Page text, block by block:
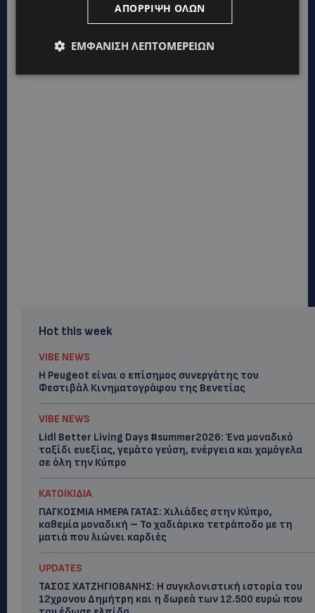
Hot this week
VIBE NEWS
Η Peugeot είναι ο επίσημος συνεργάτης του
Φεστιβάλ Κινηματογράφου της Βενετίας
VIBE NEWS
Lidl Better Living Days #summer2026: Ένα μοναδικό
ταξίδι ευεξίας, γεμάτο γεύση, ενέργεια και χαμόγελα
σε όλη την Κύπρο
ΚΑΤΟΙΚΙΔΙΑ
ΠΑΓΚΟΣΜΙΑ ΗΜΕΡΑ ΓΑΤΑΣ: Χιλιάδες στην Κύπρο,
καθεμία μοναδική – Το χαδιάρικο τετράποδο με τη
ματιά που λιώνει καρδιές
UPDATES
ΤΑΣΟΣ ΧΑΤΖΗΓΙΟΒΑΝΗΣ: Η συγκλονιστική ιστορία του
12χρονου Δημήτρη και η δωρεά των 12.500 ευρώ που
ΑΠΌΡΡΙΨΗ ΌΛΩΝ
ΕΜΦΆΝΙΣΗ ΛΕΠΤΟΜΕΡΕΙΏΝ